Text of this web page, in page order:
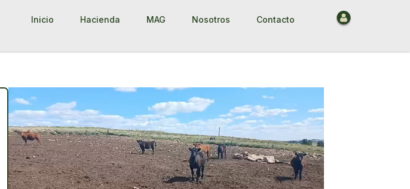
Inicio Hacienda MAG Nosotros Contacto